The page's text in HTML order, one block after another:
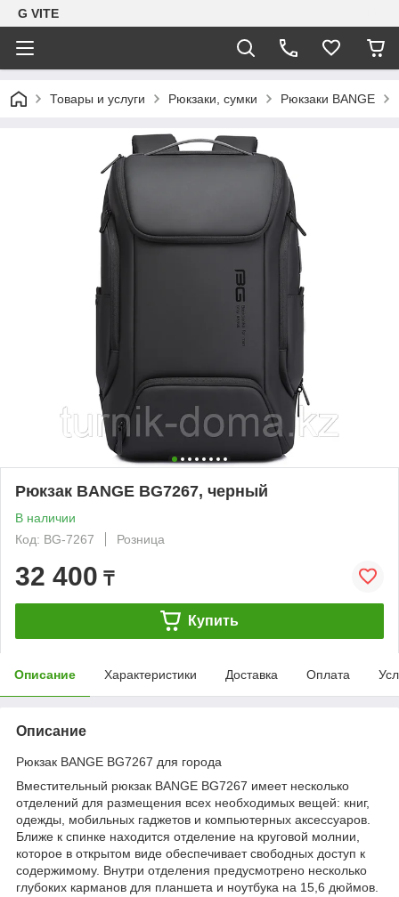
G VITE
Товары и услуги Рюкзаки, сумки Рюкзаки BANGE
Рюкзак BANGE BG7267, черный
В наличии
Код: BG-7267
Розница
32 400 ₸
Купить
Описание Характеристики Доставка Оплата
Описание
Рюкзак BANGE BG7267 для города
Вместительный рюкзак BANGE BG7267 имеет несколько
отделений для размещения всех необходимых вещей: книг,
одежды, мобильных гаджетов и компьютерных аксессуаров.
Ближе к спинке находится отделение на круговой молнии,
которое в открытом виде обеспечивает свободных доступ к
содержимому. Внутри отделения предусмотрено несколько
глубоких карманов для планшета и ноутбука на 15,6 дюймов.